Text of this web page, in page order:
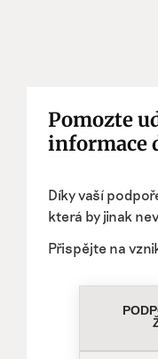
Pomozte
informace
Díky vaší
která by jinak
Přispějte na